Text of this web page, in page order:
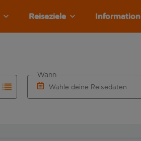
Reiseziele Information
Wähle deine Reisedaten
Wann